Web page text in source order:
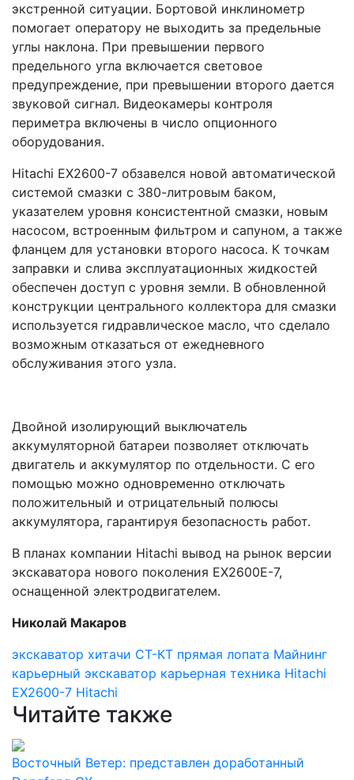
экстренной ситуации. Бортовой инклинометр
помогает оператору не выходить за предельные
углы наклона. При превышении первого
предельного угла включается световое
предупреждение, при превышении второго дается
звуковой сигнал. Видеокамеры контроля
периметра включены в число опционного
оборудования.
Hitachi EX2600-7 обзавелся новой автоматической
системой смазки с 380-литровым баком,
указателем уровня консистентной смазки, новым
насосом, встроенным фильтром и сапуном, а также
фланцем для установки второго насоса. К точкам
заправки и слива эксплуатационных жидкостей
обеспечен доступ с уровня земли. В обновленной
конструкции центрального коллектора для смазки
используется гидравлическое масло, что сделало
возможным отказаться от ежедневного
обслуживания этого узла.
Двойной изолирующий выключатель
аккумуляторной батареи позволяет отключать
двигатель и аккумулятор по отдельности. С его
помощью можно одновременно отключать
положительный и отрицательный полюсы
аккумулятора, гарантируя безопасность работ.
В планах компании Hitachi вывод на рынок версии
экскаватора нового поколения EX2600E-7,
оснащенной электродвигателем.
Николай Макаров
экскаватор хитачи СТ-КТ прямая лопата Майнинг
карьерный экскаватор карьерная техника Hitachi
EX2600-7 Hitachi
Читайте также
Восточный Ветер: представлен доработанный